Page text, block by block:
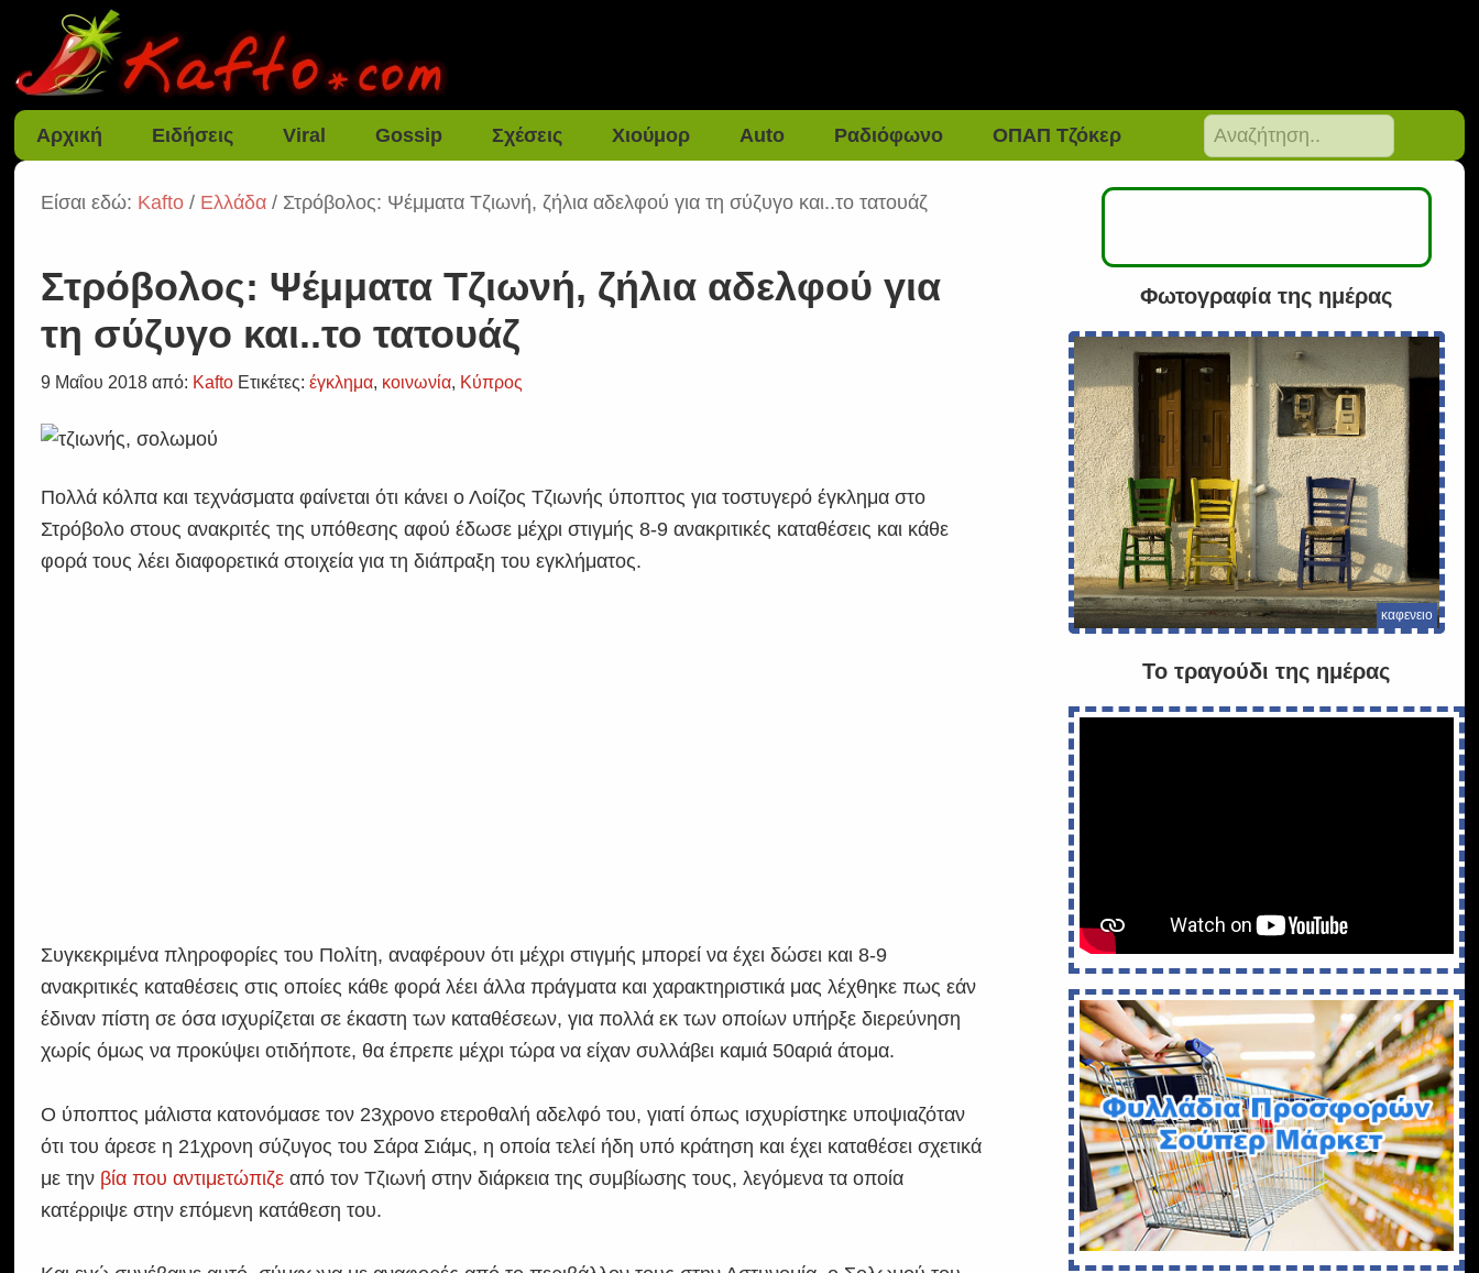
Αρχική Ειδήσεις Viral Gossip Σχέσεις Χιούμορ Auto Ραδιόφωνο ΟΠΑΠ Τζόκερ
Είσαι εδώ: Kafto / Ελλάδα / Στρόβολος: Ψέμματα Τζιωνή, ζήλια αδελφού για τη σύζυγο και..το τατουάζ
Στρόβολος: Ψέμματα Τζιωνή, ζήλια αδελφού για
τη σύζυγο και..το τατουάζ
9 Μαΐου 2018 από: Kafto Ετικέτες:έγκλημα, κοινωνία, Κύπρος
Πολλά κόλπα και τεχνάσματα φαίνεται ότι κάνει ο Λοίζος Τζιωνής ύποπτος για τοστυγερό έγκλημα στο
Στρόβολο στους ανακριτές της υπόθεσης αφού έδωσε μέχρι στιγμής 8-9 ανακριτικές καταθέσεις και κάθε
φορά τους λέει διαφορετικά στοιχεία για τη διάπραξη του εγκλήματος.
Συγκεκριμένα πληροφορίες του Πολίτη, αναφέρουν ότι μέχρι στιγμής μπορεί να έχει δώσει και 8-9
ανακριτικές καταθέσεις στις οποίες κάθε φορά λέει άλλα πράγματα και χαρακτηριστικά μας λέχθηκε πως εάν
έδιναν πίστη σε όσα ισχυρίζεται σε έκαστη των καταθέσεων, για πολλά εκ των οποίων υπήρξε διερεύνηση
χωρίς όμως να προκύψει οτιδήποτε, θα έπρεπε μέχρι τώρα να είχαν συλλάβει καμιά 50αριά άτομα.
Ο ύποπτος μάλιστα κατονόμασε τον 23χρονο ετεροθαλή αδελφό του, γιατί όπως ισχυρίστηκε υποψιαζόταν
ότι του άρεσε η 21χρονη σύζυγος του Σάρα Σιάμς, η οποία τελεί ήδη υπό κράτηση και έχει καταθέσει σχετικά
με την βία που αντιμετώπιζε από τον Τζιωνή στην διάρκεια της συμβίωσης τους, λεγόμενα τα οποία
κατέρριψε στην επόμενη κατάθεση του.
Φωτογραφία της ημέρας
καφενειο
Το τραγούδι της ημέρας